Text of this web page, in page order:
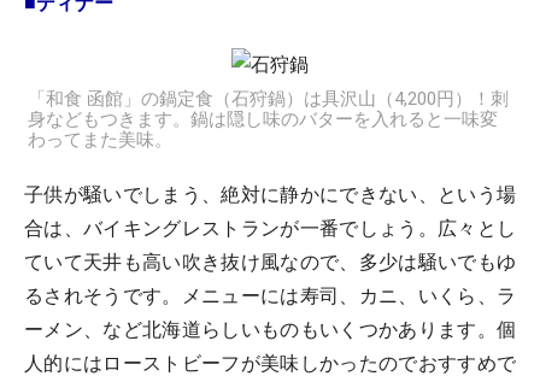
「和食 函館」の鍋定食（石狩鍋）は具沢山（4,200円）！刺
身などもつきます。鍋は隠し味のバターを入れると一味変
わってまた美味。
子供が騒いでしまう、絶対に静かにできない、という場
合は、バイキングレストランが一番でしょう。広々とし
ていて天井も高い吹き抜け風なので、多少は騒いでもゆ
るされそうです。メニューには寿司、カニ、いくら、ラ
ーメン、など北海道らしいものもいくつかあります。個
人的にはローストビーフが美味しかったのでおすすめで